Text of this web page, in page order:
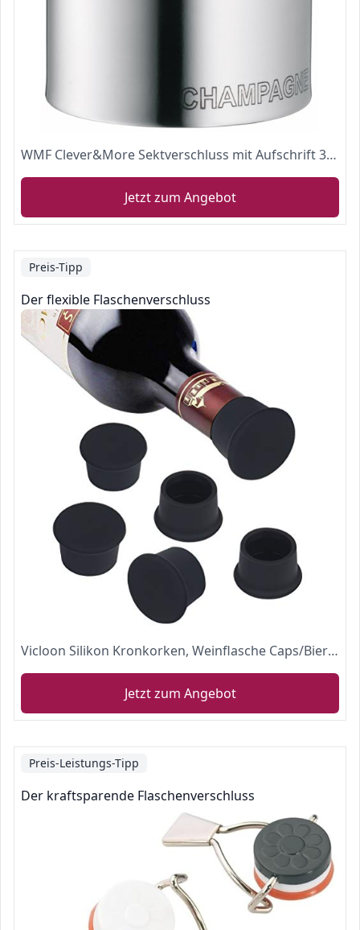
WMF Clever&More Sektverschluss mit Aufschrift 3,5 cm, Champagner Verschluss, Sektflaschenverschluss, Cromargan Edelstahl mattiert, Flaschenverschluss
Jetzt zum Angebot
Preis-Tipp
Der flexible Flaschenverschluss
Vicloon Silikon Kronkorken, Weinflasche Caps/Bier Sealer Abdeckung Wiederverwendbar, für Wein, Champagner, Bier, Kohlensäurehaltige Getränke - 6 Stück, Schwarz
Jetzt zum Angebot
Preis-Leistungs-Tipp
Der kraftsparende Flaschenverschluss